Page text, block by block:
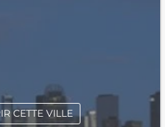
CETTE VILLE